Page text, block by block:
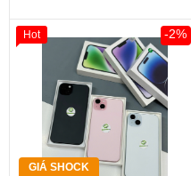
GIÁ SHOCK
-2%
Hot